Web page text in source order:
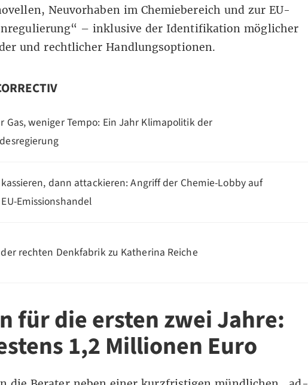
Neuvorhaben im Chemiebereich und zur EU-
– inklusive der Identifikation möglicher
und rechtlicher Handlungsoptionen.
Gas, weniger Tempo: Ein Jahr Klimapolitik der
dann attackieren: Angriff der Chemie-Lobby auf
Emissionshandel
rechten Denkfabrik zu Katherina Reiche
für die ersten zwei Jahre:
1,2 Millionen Euro